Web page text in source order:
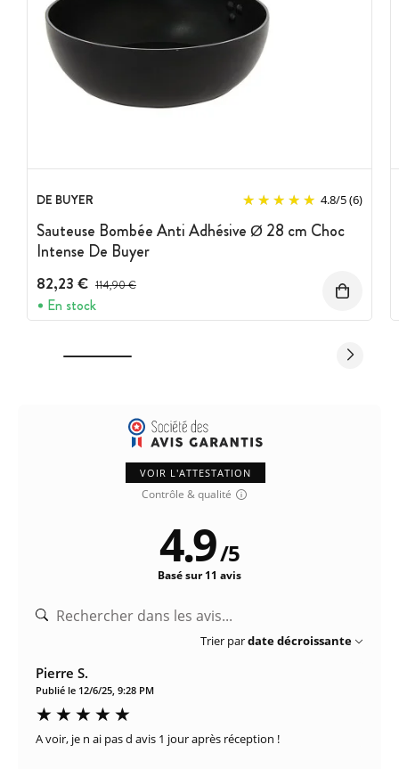
DE BUYER 4.8/5(6)
Sauteuse Bombée Anti Adhésive Ø 28 cm Choc
Intense De Buyer
82,23 € Prix avant réduction :
114,90 €
En stock
VOIR L'ATTESTATION
Contrôle & qualité
4.9/5
Basé sur 11 avis
Trier pardate décroissante
Pierre S.
Publié le 12/6/25, 9:28 PM
A voir, je n ai pas d avis 1 jour après réception !